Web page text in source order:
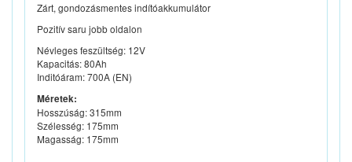
Zárt, gondozásmentes indítóakkumulátor
Pozitív saru jobb oldalon
Névleges feszültség: 12V
Kapacitás: 80Ah
Inditóáram: 700A (EN)
Méretek:
Hosszúság: 315mm
Szélesség: 175mm
Magasság: 175mm